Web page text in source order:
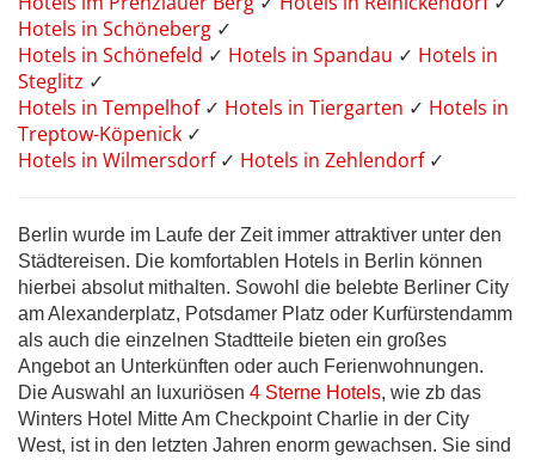
Hotels in Schöneberg ✓
Hotels in Schönefeld ✓ Hotels in Spandau ✓ Hotels in
Steglitz ✓
Hotels in Tempelhof ✓ Hotels in Tiergarten ✓ Hotels in
Treptow-Köpenick ✓
Hotels in Wilmersdorf ✓ Hotels in Zehlendorf✓
Berlin wurde im Laufe der Zeit immer attraktiver unter den
Städtereisen. Die komfortablen Hotels in Berlin können
hierbei absolut mithalten. Sowohl die belebte Berliner City
am Alexanderplatz, Potsdamer Platz oder Kurfürstendamm
als auch die einzelnen Stadtteile bieten ein großes
Angebot an Unterkünften oder auch Ferienwohnungen.
Die Auswahl an luxuriösen 4 Sterne Hotels, wie zb das
Winters Hotel Mitte Am Checkpoint Charlie in der City
West, ist in den letzten Jahren enorm gewachsen. Sie sind